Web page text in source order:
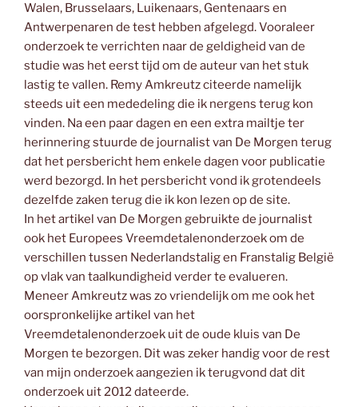
Walen, Brusselaars, Luikenaars, Gentenaars en
Antwerpenaren de test hebben afgelegd. Vooraleer
onderzoek te verrichten naar de geldigheid van de
studie was het eerst tijd om de auteur van het stuk
lastig te vallen. Remy Amkreutz citeerde namelijk
steeds uit een mededeling die ik nergens terug kon
vinden. Na een paar dagen en een extra mailtje ter
herinnering stuurde de journalist van De Morgen terug
dat het persbericht hem enkele dagen voor publicatie
werd bezorgd. In het persbericht vond ik grotendeels
dezelfde zaken terug die ik kon lezen op de site.
In het artikel van De Morgen gebruikte de journalist
ook het Europees Vreemdetalenonderzoek om de
verschillen tussen Nederlandstalig en Franstalig België
op vlak van taalkundigheid verder te evalueren.
Meneer Amkreutz was zo vriendelijk om me ook het
oorspronkelijke artikel van het
Vreemdetalenonderzoek uit de oude kluis van De
Morgen te bezorgen. Dit was zeker handig voor de rest
van mijn onderzoek aangezien ik terugvond dat dit
onderzoek uit 2012 dateerde.